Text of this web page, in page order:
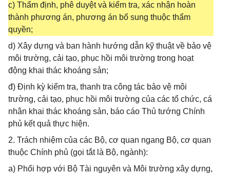
c) Thẩm định, phê duyệt và kiểm tra, xác nhận hoàn
thành phương án, phương án bổ sung thuộc thẩm
quyền;
d) Xây dựng và ban hành hướng dẫn kỹ thuật về bảo vệ
môi trường, cải tạo, phục hồi môi trường trong hoạt
động khai thác khoáng sản;
đ) Định kỳ kiểm tra, thanh tra công tác bảo vệ môi
trường, cải tạo, phục hồi môi trường của các tổ chức, cá
nhân khai thác khoáng sản, báo cáo Thủ tướng Chính
phủ kết quả thực hiện.
2. Trách nhiệm của các Bộ, cơ quan ngang Bộ, cơ quan
thuộc Chính phủ (gọi tắt là Bộ, ngành):
a) Phối hợp với Bộ Tài nguyên và Môi trường xây dựng,